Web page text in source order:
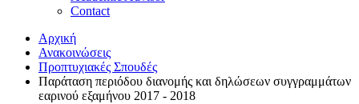
Contact
Αρχική
Ανακοινώσεις
Προπτυχιακές Σπουδές
Παράταση περιόδου διανομής και δηλώσεων συγγραμμάτων
εαρινού εξαμήνου 2017 - 2018